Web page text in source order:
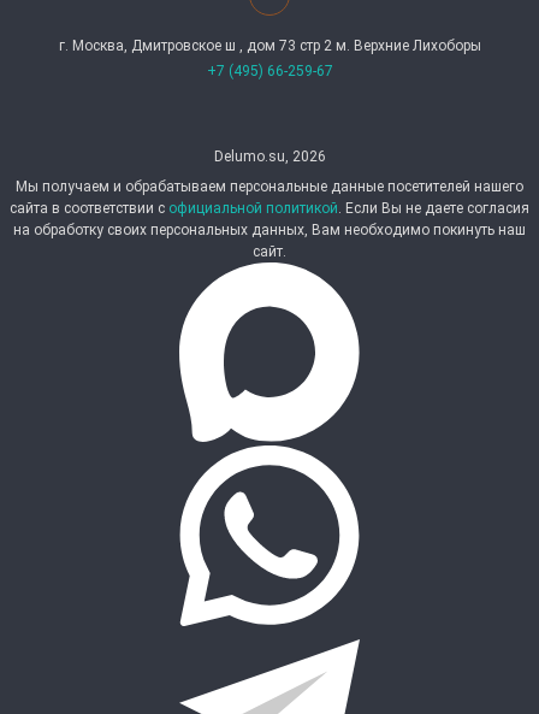
г. Москва, Дмитровское ш , дом 73 стр 2 м. Верхние Лихоборы
+7 (495) 66-259-67
Delumo.su, 2026
Мы получаем и обрабатываем персональные данные посетителей нашего
сайта в соответствии с официальной политикой. Если Вы не даете согласия
на обработку своих персональных данных, Вам необходимо покинуть наш
сайт.